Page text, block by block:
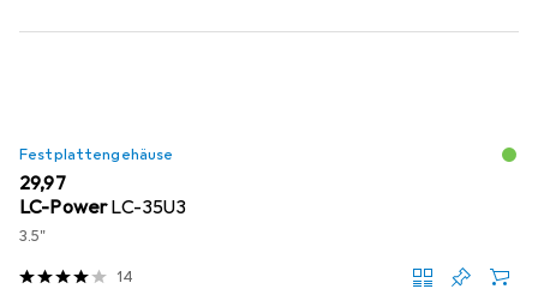
Festplattengehäuse
EUR
29,97
LC-PowerLC-35U3
3.5"
14